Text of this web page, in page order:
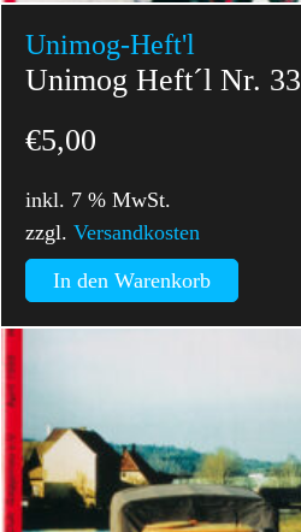
Unimog-Heft'l
Unimog Heft´l Nr. 33
€5,00
inkl. 7 % MwSt.
zzgl.Versandkosten
In den Warenkorb